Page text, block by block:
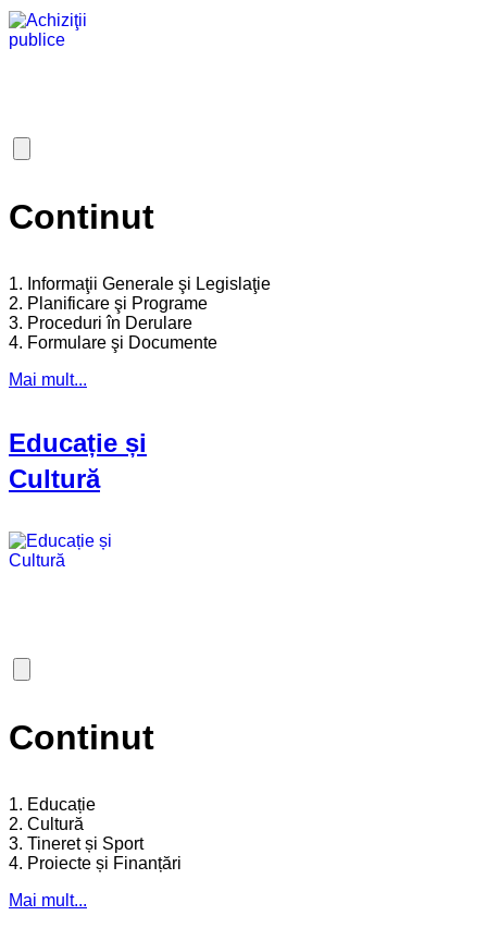
Continut
1. Informaţii Generale şi Legislaţie
2. Planificare şi Programe
3. Proceduri în Derulare
4. Formulare şi Documente
Mai mult...
Educație și
Cultură
Continut
1. Educație
2. Cultură
3. Tineret și Sport
4. Proiecte și Finanțări
Mai mult...